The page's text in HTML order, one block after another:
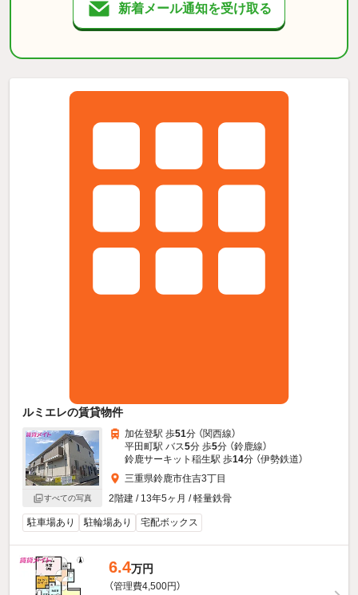
新着メール通知を受け取る
ルミエレの賃貸物件
すべての写真
加佐登駅 歩51分 （関西線）
平田町駅 バス5分 歩5分 （鈴鹿線）
鈴鹿サーキット稲生駅 歩14分 （伊勢鉄道）
三重県鈴鹿市住吉3丁目
2階建 / 13年5ヶ月 / 軽量鉄骨
駐車場あり 駐輪場あり 宅配ボックス
6.4万円
（管理費4,500円）